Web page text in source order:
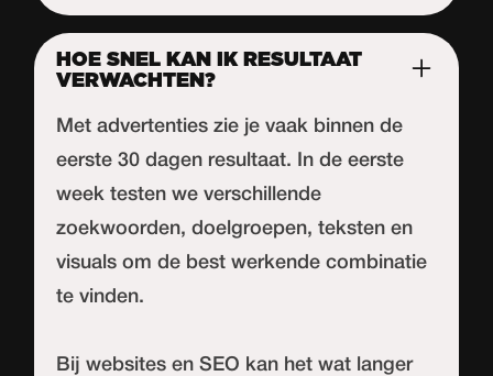
HOE SNEL KAN IK RESULTAAT
VERWACHTEN?
Met advertenties zie je vaak binnen de
eerste 30 dagen resultaat. In de eerste
week testen we verschillende
zoekwoorden, doelgroepen, teksten en
visuals om de best werkende combinatie
te vinden.
Bij websites en SEO kan het wat langer